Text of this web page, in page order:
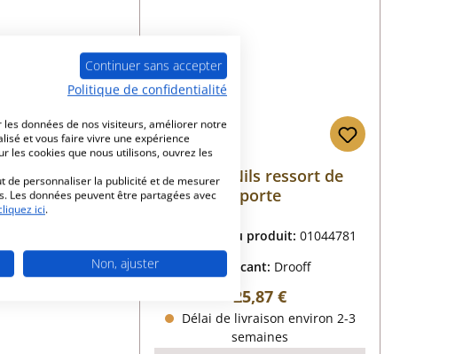
Drooff Nils ressort de
porte
Référence du produit:01044781
Fabricant: Drooff
Prix régulier :
25,87 €
Délai de livraison environ 2-3
semaines
Continuer sans accepter
Politique de confidentialité
données de nos visiteurs, améliorer notre
et vous faire vivre une expérience
les cookies que nous utilisons, ouvrez les
de personnaliser la publicité et de mesurer
Les données peuvent être partagées avec
ici.
Non, ajuster